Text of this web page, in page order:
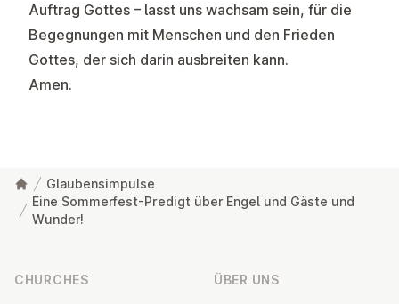
Auftrag Gottes – lasst uns wachsam sein, für die
Begegnungen mit Menschen und den Frieden
Gottes, der sich darin ausbreiten kann.
Amen.
Glaubensimpulse
Eine Sommerfest-Predigt über Engel und Gäste und
Wunder!
CHURCHES ÜBER UNS